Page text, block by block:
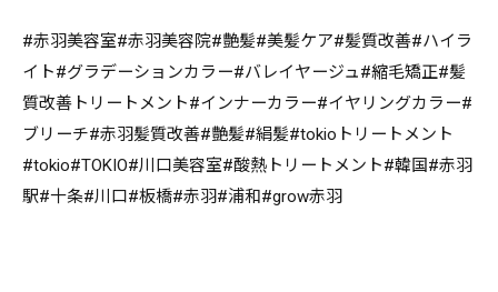
#赤羽美容室#赤羽美容院#艶髪#美髪ケア#髪質改善#ハイラ
イト#グラデーションカラー#バレイヤージュ#縮毛矯正#髪
質改善トリートメント#インナーカラー#イヤリングカラー#
ブリーチ#赤羽髪質改善#艶髪#絹髪#tokioトリートメント
#tokio#TOKIO#川口美容室#酸熱トリートメント#韓国#赤羽
駅#十条#川口#板橋#赤羽#浦和#grow赤羽